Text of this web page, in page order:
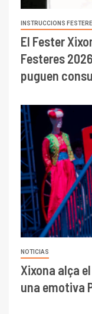
INSTRUCCIONS
El Fester
Festeres
puguen
NOTICIAS
Xixona alça
una emotiva